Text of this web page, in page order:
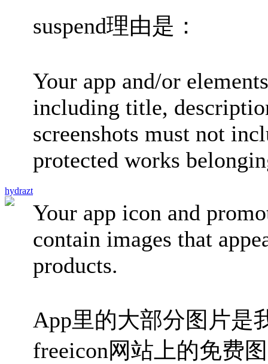
hydrazt
suspend理由是：
Your app and/or
including title,
screenshots must not
protected works
Your app icon and
contain images that
products.
App里的大部分图片是
freeicon网站上的免费